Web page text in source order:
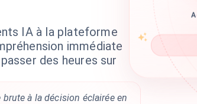
IA à la plateforme
immédiate
des heures sur
à la décision éclairée en